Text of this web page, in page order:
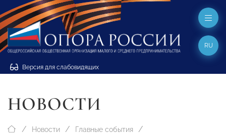
Версия для слабовидящих
RU
НОВОСТИ
Новости Главные события